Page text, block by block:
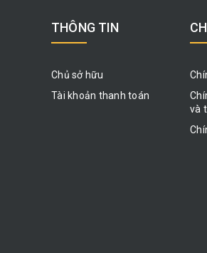
THÔNG TIN
Chủ sở hữu
Tài khoản thanh toán
và